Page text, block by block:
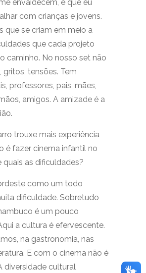
envaidecem, é que eu
com crianças e jovens.
que se criam em meio a
que cada projeto
caminho. No nosso set não
gritos, tensões. Tem
professores, pais, mães,
amigos. A amizade é a
trouxe mais experiência
é fazer cinema infantil no
quais as dificuldades?
como um todo
dificuldade. Sobretudo
é um pouco
a cultura é efervescente.
na gastronomia, nas
E com o cinema não é
diversidade cultural